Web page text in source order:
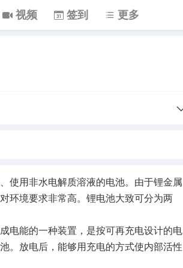
视频 签到 更多
用非水电解质溶液的电池。由于锂金属
环境要求非常高。锂电池大致可分为两
能的一种装置，是按可再充电设计的电
。放电后，能够用充电的方式使内部活性